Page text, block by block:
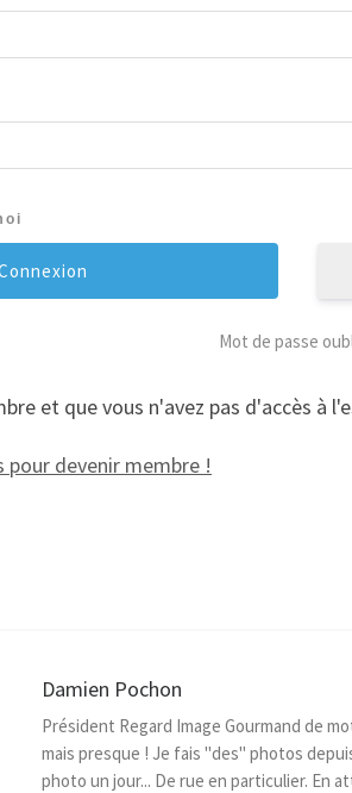
Mot de passe
et que vous n'avez pas d'accès à
pour devenir membre !
Damien Pochon
Président Regard Image Gourmand de
mais presque ! Je fais "des" photos
photo un jour... De rue en particulier. En